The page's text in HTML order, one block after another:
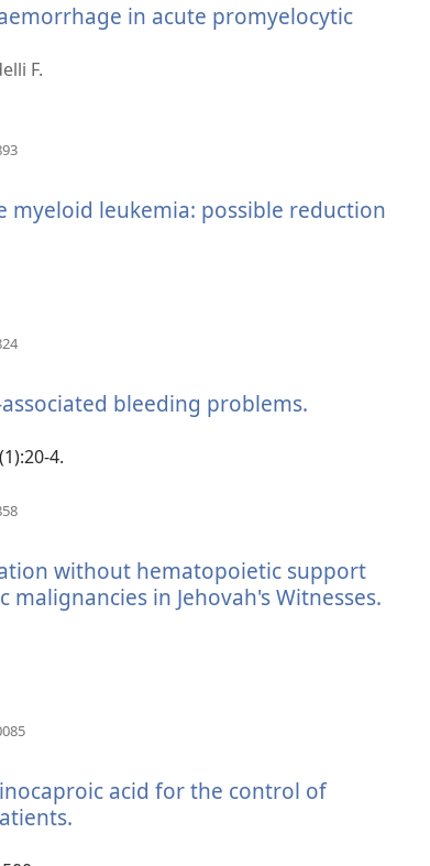
prozor)
in acute promyelocytic
F.
prozor)
myeloid leukemia: possible reduction
prozor)
bleeding problems.
4.
prozor)without hematopoietic support
in Jehovah's Witnesses.
prozor)
acid for the control of